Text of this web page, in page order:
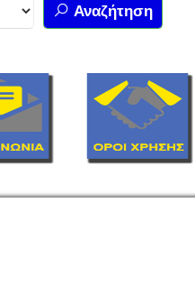
Αναζήτηση